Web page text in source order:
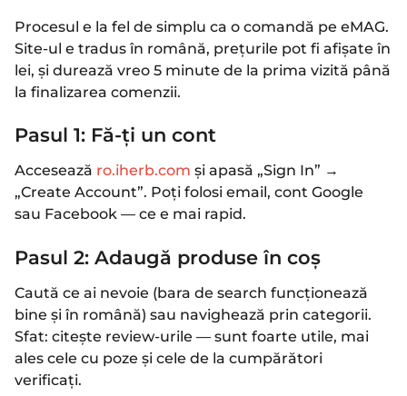
Procesul e la fel de simplu ca o comandă pe eMAG.
Site-ul e tradus în română, prețurile pot fi afișate în
lei, și durează vreo 5 minute de la prima vizită până
la finalizarea comenzii.
Pasul 1: Fă-ți un cont
Accesează ro.iherb.com și apasă „Sign In” →
„Create Account”. Poți folosi email, cont Google
sau Facebook — ce e mai rapid.
Pasul 2: Adaugă produse în coș
Caută ce ai nevoie (bara de search funcționează
bine și în română) sau navighează prin categorii.
Sfat: citește review-urile — sunt foarte utile, mai
ales cele cu poze și cele de la cumpărători
verificați.